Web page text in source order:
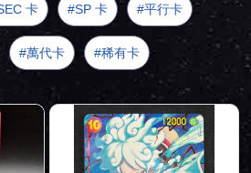
卡 SP 卡 平行卡
萬代卡 稀有卡